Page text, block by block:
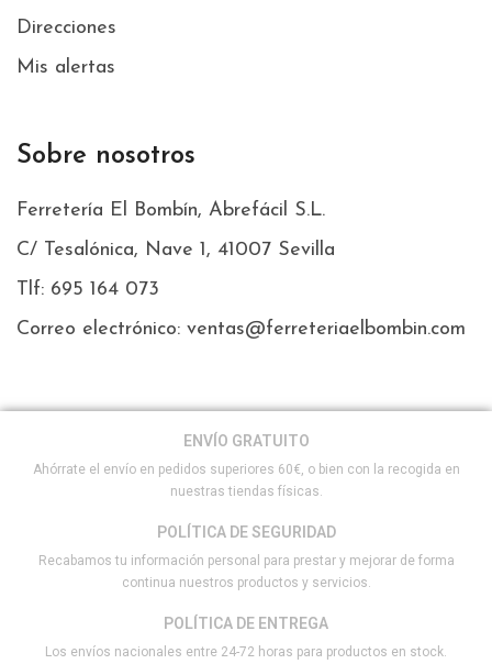
Direcciones
Mis alertas
Sobre nosotros
Ferretería El Bombín, Abrefácil S.L.
C/ Tesalónica, Nave 1, 41007 Sevilla
Tlf: 695 164 073
Correo electrónico: ventas@ferreteriaelbombin.com
ENVÍO GRATUITO
Ahórrate el envío en pedidos superiores 60€, o bien con la recogida en
nuestras tiendas físicas.
POLÍTICA DE SEGURIDAD
Recabamos tu información personal para prestar y mejorar de forma
continua nuestros productos y servicios.
POLÍTICA DE ENTREGA
Los envíos nacionales entre 24-72 horas para productos en stock.